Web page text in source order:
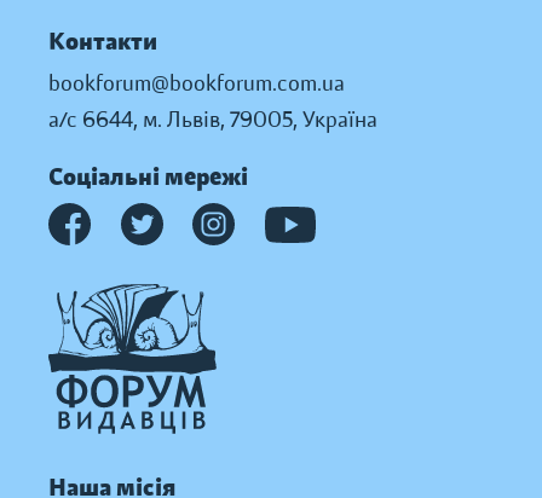
Контакти
bookforum@bookforum.com.ua
а/с 6644, м. Львів, 79005, Україна
Соціальні мережі
Наша місія